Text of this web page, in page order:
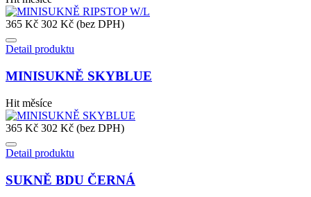
365 Kč 302 Kč (bez DPH)
Detail produktu
MINISUKNĚ SKYBLUE
Hit měsíce
365 Kč 302 Kč (bez DPH)
Detail produktu
SUKNĚ BDU ČERNÁ